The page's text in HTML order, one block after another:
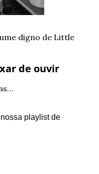
digno de Little
de ouvir
playlist de